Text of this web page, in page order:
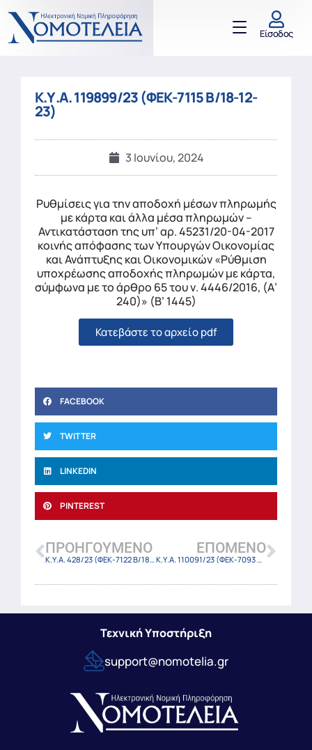
Είσοδος
Κ.Υ.Α. 119899/23 (ΦΕΚ-7115 Β/18-12-
23)
3 Ιουνίου, 2024
Ρυθμίσεις για την αποδοχή μέσων πληρωμής
με κάρτα και άλλα μέσα πληρωμών –
Αντικατάσταση της υπ’ αρ. 45231/20-04-2017
κοινής απόφασης των Υπουργών Οικονομίας
και Ανάπτυξης και Οικονομικών «Ρύθμιση
υποχρέωσης αποδοχής πληρωμών με κάρτα,
σύμφωνα με το άρθρο 65 του ν. 4446/2016, (Α’
240)» (Β’ 1445)
Κατεβάστε το αρχείο pdf
FACEBOOK
TWITTER
LINKEDIN
PINTEREST
ΠΡΟΗΓΟΎΜΕΝΟ
Κ.Υ.Α. 428/23 (ΦΕΚ-7122 Β/18-12-23)
ΕΠΌΜΕΝΟ
Κ.Υ.Α. 110091/23 (ΦΕΚ-7093 Β/15-12-23)
Τεχνική Υποστήριξη
support@nomotelia.gr